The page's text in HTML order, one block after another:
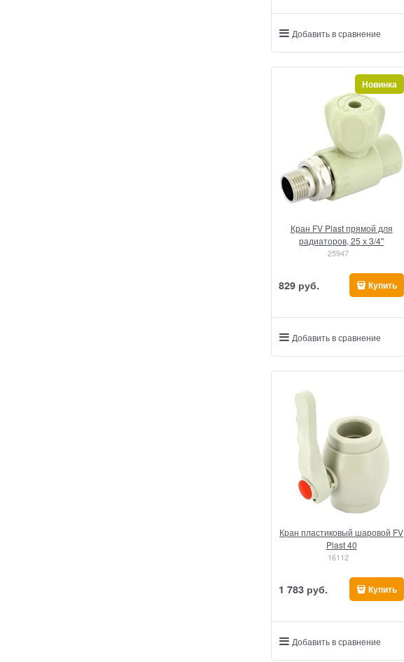
Добавить в сравнение
Кран FV Plast прямой для
радиаторов, 25 х 3/4"
25947
Новинка
829 руб. Купить
Добавить в сравнение
Кран пластиковый шаровой FV
Plast 40
16112
1 783 руб. Купить
Добавить в сравнение